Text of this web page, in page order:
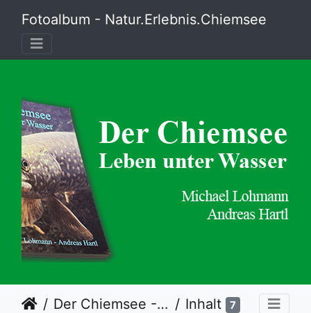
Fotoalbum - Natur.Erlebnis.Chiemsee
Der Chiemsee - Leben unter Wasser Inhalt 7